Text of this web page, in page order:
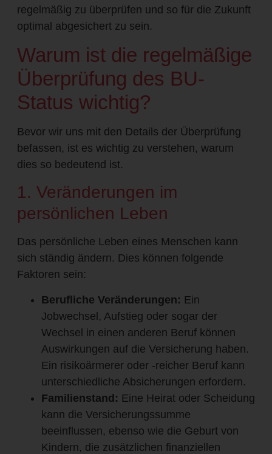
regelmäßig zu überprüfen und so für die Zukunft
optimal abgesichert zu sein.
Warum ist die regelmäßige
Überprüfung des BU-
Status wichtig?
Bevor wir uns mit den Details der Überprüfung
befassen, ist es wichtig zu verstehen, warum
dies so bedeutend ist.
1. Veränderungen im
persönlichen Leben
Das persönliche Leben eines Menschen kann
sich ständig ändern. Dies können folgende
Faktoren sein:
Berufliche Veränderungen: Ein
Jobwechsel, Aufstieg oder sogar der
Wechsel in einen anderen Beruf können
Auswirkungen auf die Versicherung haben.
Ein risikoärmerer oder -reicher Beruf kann
unterschiedliche Absicherungen erfordern.
Familienstand: Eine Heirat oder Scheidung
kann die Versicherungssumme
beeinflussen, ebenso wie die Geburt von
Kindern, die zusätzlichen finanziellen